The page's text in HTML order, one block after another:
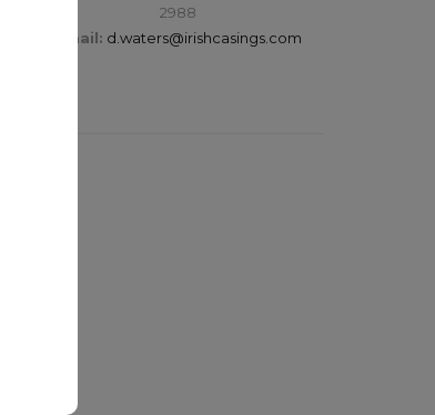
2988
Email: d.waters@irishcasings.com